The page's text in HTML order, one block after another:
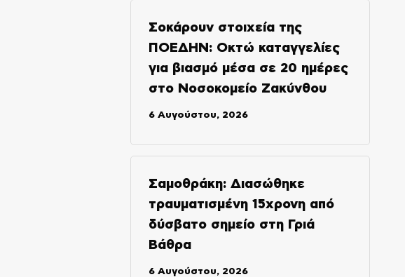
Σοκάρουν στοιχεία της
ΠΟΕΔΗΝ: Οκτώ καταγγελίες
για βιασμό μέσα σε 20 ημέρες
στο Νοσοκομείο Ζακύνθου
6 Αυγούστου, 2026
Σαμοθράκη: Διασώθηκε
τραυματισμένη 15χρονη από
δύσβατο σημείο στη Γριά
Βάθρα
6 Αυγούστου, 2026